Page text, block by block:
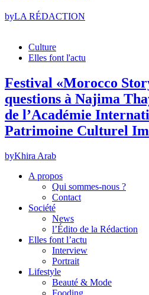
byLA RÉDACTION
Culture
Elles font l'actu
Festival «Morocco
questions à Najima
de l’Académie
Patrimoine Culturel
byKhira Arab
A propos
Qui sommes-nous ?
Contact
Société
News
l’Édito de la Rédaction
Elles font l’actu
Interview
Portrait
Lifestyle
Beauté & Mode
Fooding